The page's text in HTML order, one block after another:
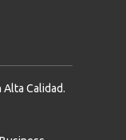
Calidad.